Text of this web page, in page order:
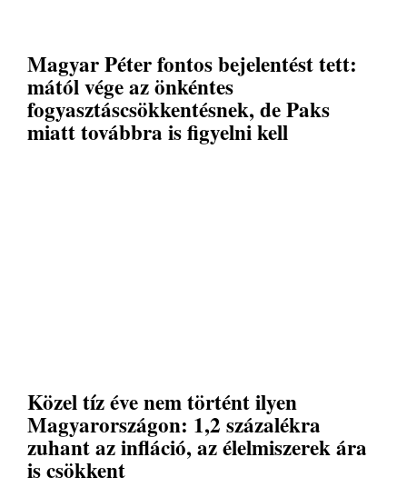
Magyar Péter fontos bejelentést tett:
mától vége az önkéntes
fogyasztáscsökkentésnek, de Paks
miatt továbbra is figyelni kell
Közel tíz éve nem történt ilyen
Magyarországon: 1,2 százalékra
zuhant az infláció, az élelmiszerek ára
is csökkent